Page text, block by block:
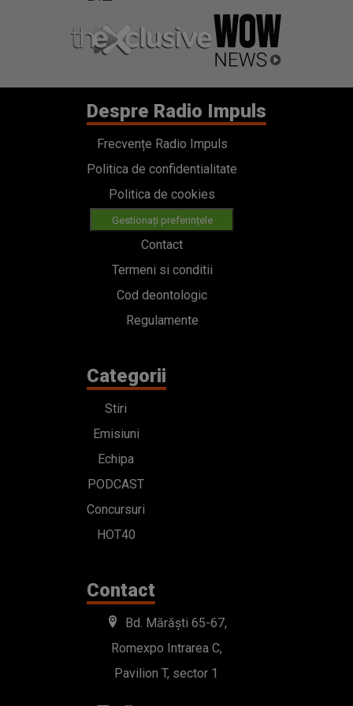
Despre Radio Impuls
Frecvențe Radio Impuls
Politica de confidentialitate
Politica de cookies
Gestionați preferințele
Contact
Termeni si conditii
Cod deontologic
Regulamente
Categorii
Stiri
Emisiuni
Echipa
PODCAST
Concursuri
HOT40
Contact
Bd. Mărăști 65-67,
Romexpo Intrarea C,
Pavilion T, sector 1